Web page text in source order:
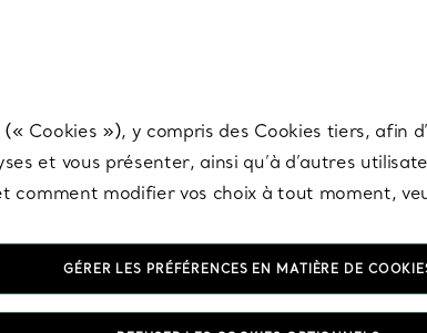
Cookies »), y compris des Cookies tiers,
et vous présenter, ainsi qu’à d’autres
comment modifier vos choix à tout moment,
GÉRER LES PRÉFÉRENCES EN MATIÈRE DE